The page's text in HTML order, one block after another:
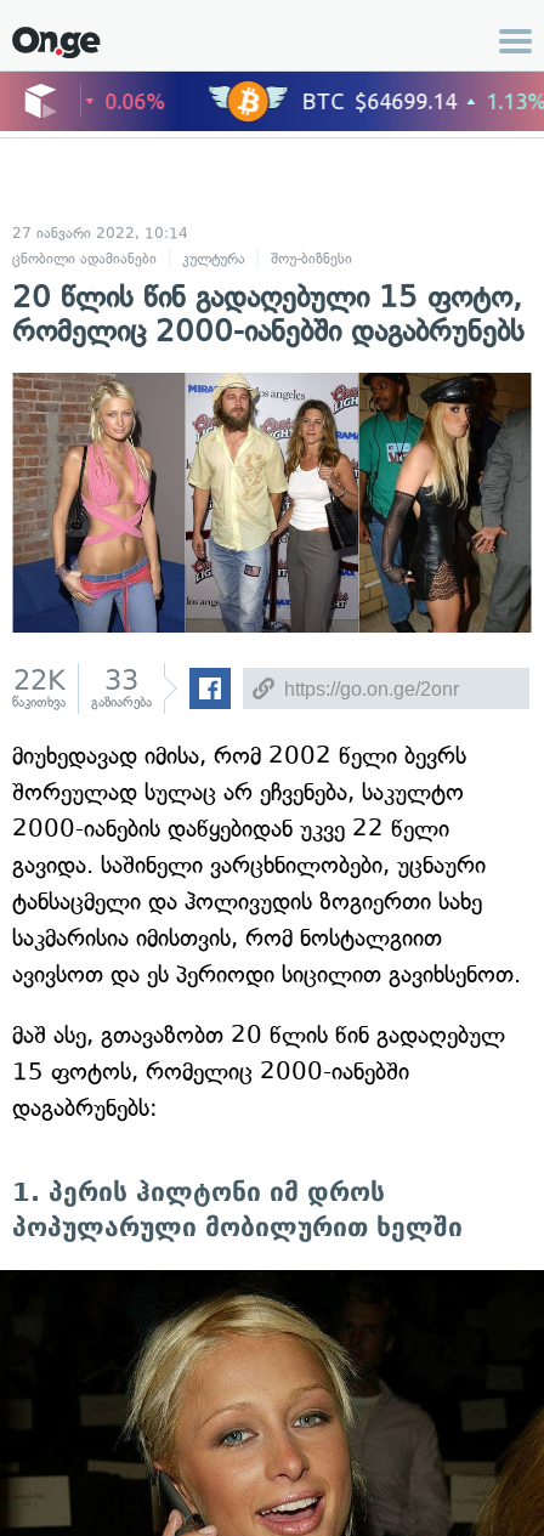
27 იანვარი 2022, 10:14
ცნობილი ადამიანები
კულტურა შოუ-ბიზნესი
20 წლის წინ გადაღებული 15 ფოტო,
რომელიც 2000-იანებში დაგაბრუნებს
22K
წაკითხვა
33
გაზიარება
მიუხედავად იმისა, რომ 2002 წელი ბევრს
შორეულად სულაც არ ეჩვენება, საკულტო
2000-იანების დაწყებიდან უკვე 22 წელი
გავიდა. საშინელი ვარცხნილობები, უცნაური
ტანსაცმელი და ჰოლივუდის ზოგიერთი სახე
საკმარისია იმისთვის, რომ ნოსტალგიით
ავივსოთ და ეს პერიოდი სიცილით გავიხსენოთ.
მაშ ასე, გთავაზობთ 20 წლის წინ გადაღებულ
15 ფოტოს, რომელიც 2000-იანებში
დაგაბრუნებს:
1. პერის ჰილტონი იმ დროს
პოპულარული მობილურით ხელში